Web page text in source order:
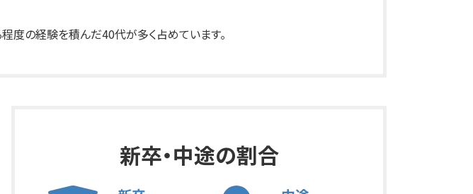
度の経験を積んだ40代が多く占めています。
新卒・中途の割合